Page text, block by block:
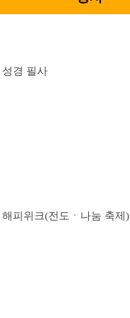
경 필사
피위크(전도ㆍ나눔 축제)